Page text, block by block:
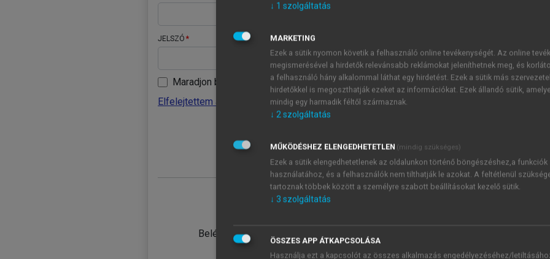
JELSZÓ
Maradjon belépve
Elfelejtettem a jelszavamat
Belépés intézményi azonosítóval
JELSZÓ
Kérek értesítést a MeRSZ
Kérek értesítést az
↓ 1 szolgáltatás
MARKETING
Ezek a sütik nyomon követik a felhasználó online tevékenységét. Az online
megismerésével a hirdetők relevánsabb reklámokat jeleníthetnek meg, és
a felhasználó hány alkalommal láthat egy hirdetést. Ezek a sütik más
hirdetőkkel is megoszthatják ezeket az információkat. Ezek állandó sütik,
mindig egy harmadik féltől származnak.
↓ 2szolgáltatás
MŰKÖDÉSHEZ ELENGEDHETETLEN (mindig szükséges)
Ezek a sütik elengedhetetlenek az oldalunkon történő böngészéshez,a funkciók
használatához, és a felhasználók nem tilthatják le azokat. A feltétlenül
tartoznak többek között a személyre szabott beállításokat kezelő sütik.
↓ 3 szolgáltatás
ÖSSZES APP ÁTKAPCSOLÁSA
Használja ezt a kapcsolót az összes alkalmazás engedélyezéséhez/